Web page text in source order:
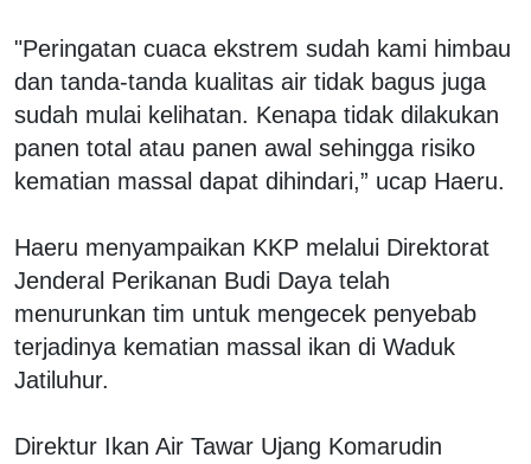
"Peringatan cuaca ekstrem sudah kami himbau
dan tanda-tanda kualitas air tidak bagus juga
sudah mulai kelihatan. Kenapa tidak dilakukan
panen total atau panen awal sehingga risiko
kematian massal dapat dihindari,” ucap Haeru.
Haeru menyampaikan KKP melalui Direktorat
Jenderal Perikanan Budi Daya telah
menurunkan tim untuk mengecek penyebab
terjadinya kematian massal ikan di Waduk
Jatiluhur.
Direktur Ikan Air Tawar Ujang Komarudin